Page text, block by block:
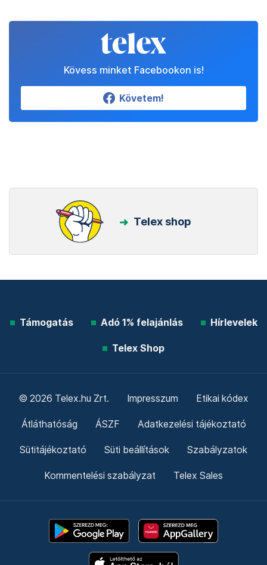
Kövess minket Facebookon is!
Követem!
Telex shop
Támogatás Adó 1% felajánlás Hírlevelek
Telex Shop
© 2026 Telex.hu Zrt. Impresszum Etikai kódex
Átláthatóság ÁSZF Adatkezelési tájékoztató
Sütitájékoztató Süti beállítások Szabályzatok
Kommentelési szabályzat Telex Sales